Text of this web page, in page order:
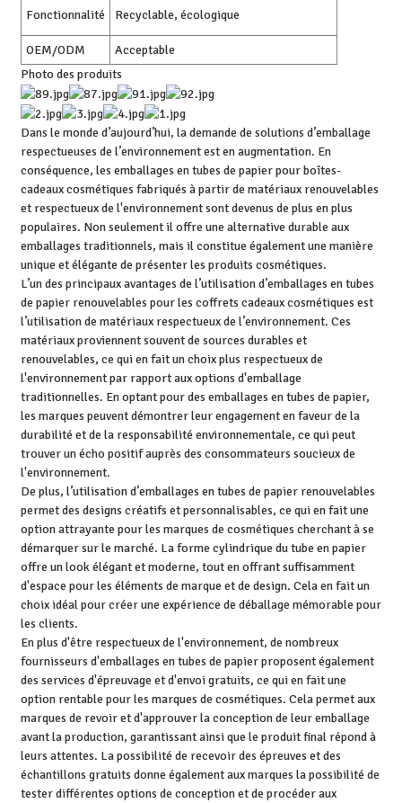
Fonctionnalité Recyclable, écologique
OEM/ODM
Acceptable
Photo des produits
Dans le monde d’aujourd’hui, la demande de solutions d’emballage
respectueuses de l’environnement est en augmentation. En
conséquence, les emballages en tubes de papier pour boîtes-
cadeaux cosmétiques fabriqués à partir de matériaux renouvelables
et respectueux de l'environnement sont devenus de plus en plus
populaires. Non seulement il offre une alternative durable aux
emballages traditionnels, mais il constitue également une manière
unique et élégante de présenter les produits cosmétiques.
L’un des principaux avantages de l’utilisation d’emballages en tubes
de papier renouvelables pour les coffrets cadeaux cosmétiques est
l’utilisation de matériaux respectueux de l’environnement. Ces
matériaux proviennent souvent de sources durables et
renouvelables, ce qui en fait un choix plus respectueux de
l'environnement par rapport aux options d'emballage
traditionnelles. En optant pour des emballages en tubes de papier,
les marques peuvent démontrer leur engagement en faveur de la
durabilité et de la responsabilité environnementale, ce qui peut
trouver un écho positif auprès des consommateurs soucieux de
l'environnement.
De plus, l’utilisation d’emballages en tubes de papier renouvelables
permet des designs créatifs et personnalisables, ce qui en fait une
option attrayante pour les marques de cosmétiques cherchant à se
démarquer sur le marché. La forme cylindrique du tube en papier
offre un look élégant et moderne, tout en offrant suffisamment
d'espace pour les éléments de marque et de design. Cela en fait un
choix idéal pour créer une expérience de déballage mémorable pour
les clients.
En plus d'être respectueux de l'environnement, de nombreux
fournisseurs d'emballages en tubes de papier proposent également
des services d'épreuvage et d'envoi gratuits, ce qui en fait une
option rentable pour les marques de cosmétiques. Cela permet aux
marques de revoir et d'approuver la conception de leur emballage
avant la production, garantissant ainsi que le produit final répond à
leurs attentes. La possibilité de recevoir des épreuves et des
échantillons gratuits donne également aux marques la possibilité de
tester différentes options de conception et de procéder aux